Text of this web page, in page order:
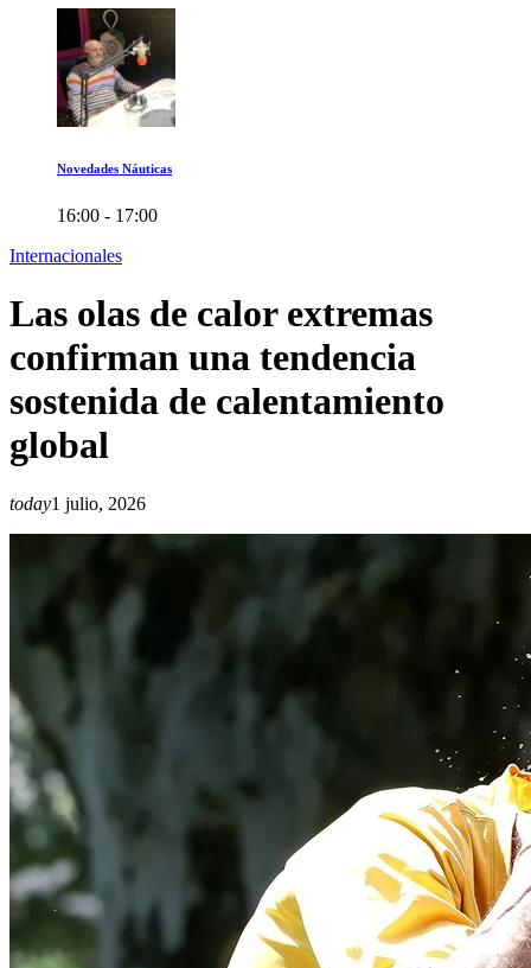
Novedades Náuticas
16:00 - 17:00
Internacionales
Las olas de calor extremas
confirman una tendencia
sostenida de calentamiento
global
today1 julio, 2026